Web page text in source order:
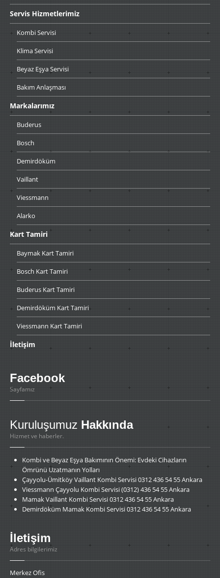
Servis Hizmetlerimiz
KombiServisi
KlimaServisi
Beyaz Eşya Servisi
Bakım Anlaşması
Markalarımız
Buderus
Bosch
Demirdöküm
Vaillant
Viessmann
Alarko
Kart Tamiri
Baymak Kart Tamiri
Bosch Kart Tamiri
Buderus Kart Tamiri
Demirdöküm Kart Tamiri
Viessmann Kart Tamiri
İletişim
Facebook
Sayfamız
Kuruluşumuz Hakkında
Hizmet ve haberler.
Kombive Beyaz Eşya Bakımının Önemi: Evdeki Cihazların
Ömrünü Uzatmanın Yolları
Çayyolu-ÜmitköyVaillant Kombi Servisi 0312 436 54 55 Ankara
Viessmann Çayyolu Kombi Servisi (0312) 436 54 55 Ankara
MamakVaillant Kombi Servisi 0312 436 54 55 Ankara
Demirdöküm Mamak Kombi Servisi 0312 436 54 55 Ankara
İletişim
Adres bilgilerimiz
Merkez Ofis